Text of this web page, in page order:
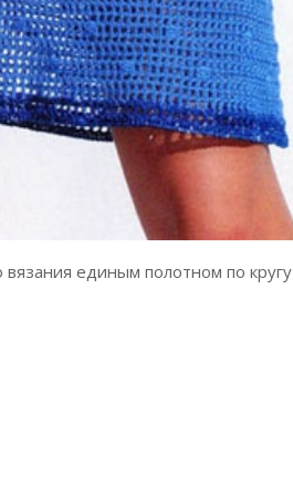
единым полотном по кругу